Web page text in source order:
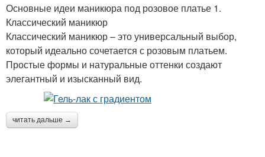
Основные идеи маникюра под розовое платье 1.
Классический маникюр
Классический маникюр – это универсальный выбор,
который идеально сочетается с розовым платьем.
Простые формы и натуральные оттенки создают
элегантный и изысканный вид.
читать дальше →